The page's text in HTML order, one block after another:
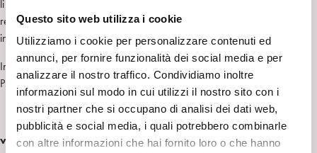
Questo sito web utilizza i cookie
Utilizziamo i cookie per personalizzare contenuti ed
annunci, per fornire funzionalità dei social media e per
analizzare il nostro traffico. Condividiamo inoltre
informazioni sul modo in cui utilizzi il nostro sito con i
nostri partner che si occupano di analisi dei dati web,
pubblicità e social media, i quali potrebbero combinarle
con altre informazioni che hai fornito loro o che hanno
li porterà a una reciproca scoperta e ridefinizione delle proprie
responsabilità. Nei toni leggeri della commedia, una storia che si
interroga sul significato del crescere.
Interviene: Giuseppe Saraò
Psichiatra, psicoanalista, membro ordinario SPI e IPA
venerdì 15 novembre – ore 21.00